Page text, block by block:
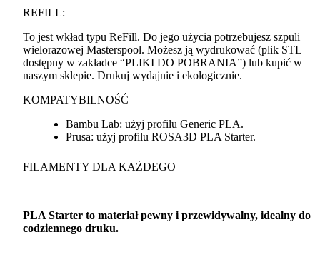
REFILL:
To jest wkład typu ReFill. Do jego użycia potrzebujesz szpuli
wielorazowej Masterspool. Możesz ją wydrukować (plik STL
dostępny w zakładce “PLIKI DO POBRANIA”) lub kupić w
naszym sklepie. Drukuj wydajnie i ekologicznie.
KOMPATYBILNOŚĆ
Bambu Lab: użyj profilu Generic PLA.
Prusa: użyj profilu ROSA3D PLA Starter.
FILAMENTY DLA KAŻDEGO
PLA Starter to materiał pewny i przewidywalny, idealny do
codziennego druku.